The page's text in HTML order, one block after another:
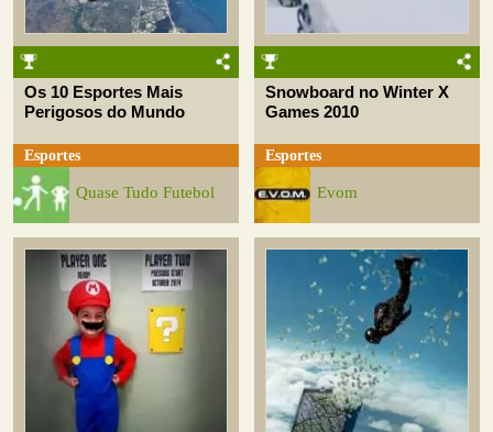
Os 10 Esportes Mais
Perigosos do Mundo
Esportes
Quase Tudo Futebol
Snowboard no Winter X
Games 2010
Esportes
Evom